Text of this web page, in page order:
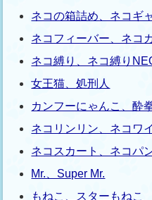
ネコの箱詰め、ネコギ
ネコフィーバー、ネコ
ネコ縛り、ネコ縛り
女王猫、処刑人
カンフーにゃんこ、酔
ネコリンリン、ネコワ
ネコスカート、ネコパ
Mr.、Super Mr.
もねこ、スターもねこ